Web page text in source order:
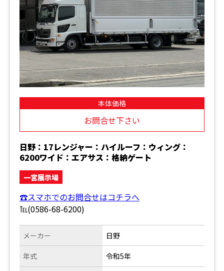
本体価格
お問合せ下さい
日野：17レンジャー：ハイルーフ：ウィング：
6200ワイド：エアサス：格納ゲート
一宮展示場
☎スマホでのお問合せはコチラへ
℡(0586-68-6200)
メーカー
年式
日野
令和5年